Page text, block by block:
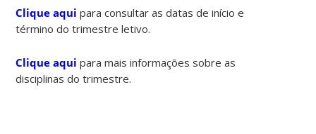
Clique aqui para consultar as datas de início e
término do trimestre letivo.
Clique aqui para mais informações sobre as
disciplinas do trimestre.